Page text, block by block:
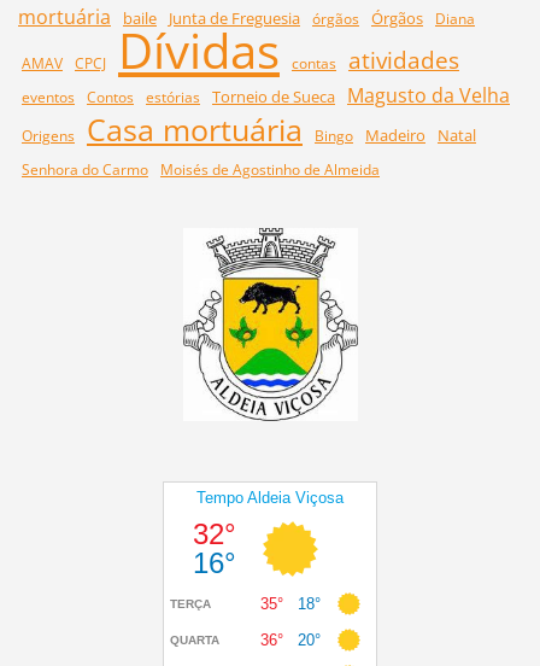
mortuária
baile Junta de Freguesia órgãos Órgãos Diana
AMAV CPCJ Dívidas contas atividades
eventos Contos estórias Torneio de Sueca Magusto da Velha
Origens Casa mortuária Bingo Madeiro Natal
Senhora do Carmo Moisés de Agostinho de Almeida